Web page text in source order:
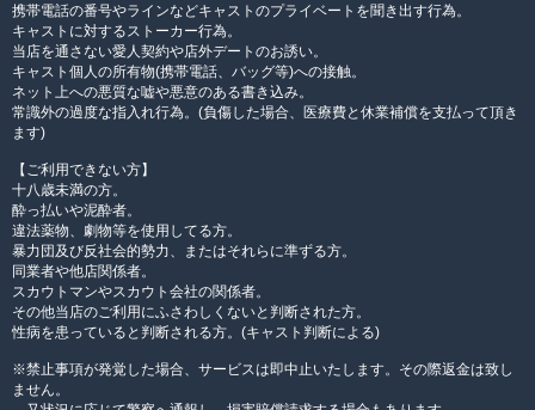
携帯電話の番号やラインなどキャストのプライベートを聞き出す行為。
キャストに対するストーカー行為。
当店を通さない愛人契約や店外デートのお誘い。
キャスト個人の所有物(携帯電話、バッグ等)への接触。
ネット上への悪質な嘘や悪意のある書き込み。
常識外の過度な指入れ行為。(負傷した場合、医療費と休業補償を支払って頂き
ます)
【ご利用できない方】
十八歳未満の方。
酔っ払いや泥酔者。
違法薬物、劇物等を使用してる方。
暴力団及び反社会的勢力、またはそれらに準ずる方。
同業者や他店関係者。
スカウトマンやスカウト会社の関係者。
その他当店のご利用にふさわしくないと判断された方。
性病を患っていると判断される方。(キャスト判断による)
※禁止事項が発覚した場合、サービスは即中止いたします。その際返金は致し
ません。